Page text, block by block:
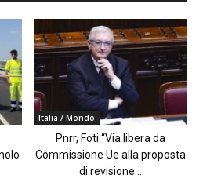
Italia / Mondo
Pnrr, Foti “Via libera da
Commissione Ue alla proposta
di revisione...